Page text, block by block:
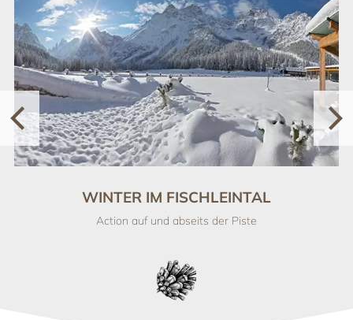
WINTER IM FISCHLEINTAL
Action auf und abseits der Piste